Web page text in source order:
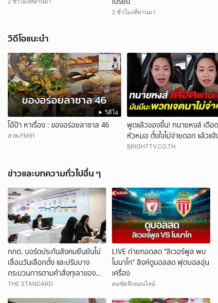
2 ชั่วโมงที่ผ่านมา
วิดีโอแนะนำ
วิดีโอ
โอ้ป้า หาเรื่อง : ของอร่อยลาซาล 46
สวพ.FM91
พูดแล้วของขึ้น! ทนายหงส์ เดือ
หัวหมอ ตั้งใจไม่จ่ายดอก แล้วแ
มาจับเจ้าหนี้
BRIGHTTV.CO.TH
ข่าวและบทความทั่วไปอื่น ๆ
กกต. บอร์ดประกันสังคมยืนยันไม่
เลื่อนวันเลือกตั้ง และปรับบาง
กระบวนการตามคำสั่งทุเลาของ
ศาล
THE STANDARD
LIVE ถ่ายทอดสด "ลิเวอร์พูล พบ
โมนาโก" ลิงค์ดูบอลสด ฟุตบอลอุ่น
เครื่อง
คมชัดลึกออนไลน์